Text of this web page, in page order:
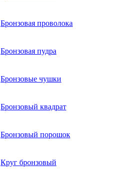
Бронзовая проволока
Бронзовая пудра
Бронзовые чушки
Бронзовый квадрат
Бронзовый порошок
Круг бронзовый